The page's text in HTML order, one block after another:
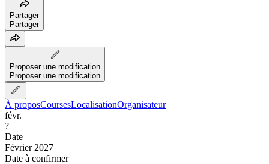
Partager
Partager
Proposer une modification
Proposer une modification
À proposCoursesLocalisationOrganisateur
févr.
?
Date
Février 2027
Date à confirmer